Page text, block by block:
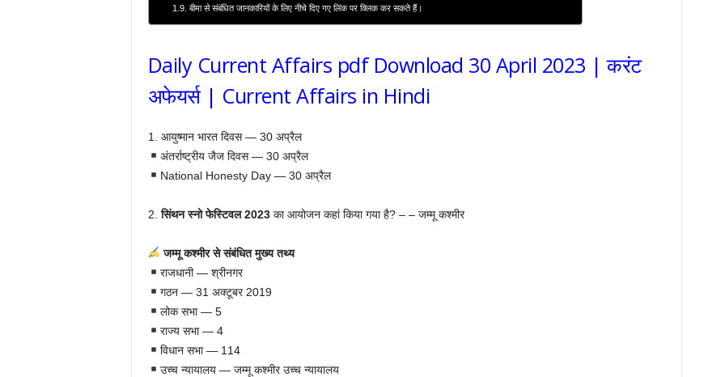
बीमा से संबंधित जानकारियों के लिए नीचे दिए गए लिंक पर क्लिक कर सकते हैं।
Daily Current Affairs pdf Download 30 April 2023 | करंट
अफेयर्स | Current Affairs in Hindi
1. आयुष्मान भारत दिवस — 30 अप्रैल
अंतर्राष्ट्रीय जैज दिवस — 30 अप्रैल
National Honesty Day — 30 अप्रैल
2.सिंथन स्नो फेस्टिवल 2023का आयोजन कहां किया गया है? – – जम्मू कश्मीर
जम्मू कश्मीर से संबंधित मुख्य तथ्य
राजधानी — श्रीनगर
गठन — 31 अक्टूबर 2019
लोक सभा — 5
राज्य सभा — 4
विधान सभा — 114
उच्च न्यायालय — जम्मू कश्मीर उच्च न्यायालय